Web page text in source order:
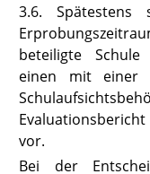
3.6.
beteiligte Schule
einen mit einer
vor.
Bei der